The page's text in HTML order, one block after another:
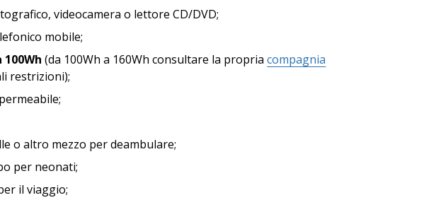
videocamera o lettore CD/DVD;
mobile;
(da 100Wh a 160Wh consultare la propriacompagnia
restrizioni);
o altro mezzo per deambulare;
per neonati;
il viaggio;